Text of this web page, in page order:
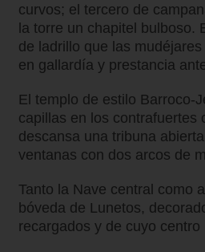
curvos; el tercero de
la torre un chapitel bulboso.
de ladrillo que las
en gallardía y prestancia
El templo de estilo Barroco-
capillas en los contrafuertes
descansa una tribuna
ventanas con dos arcos de
Tanto la Nave central como
bóveda de Lunetos,
recargados y de cuyo